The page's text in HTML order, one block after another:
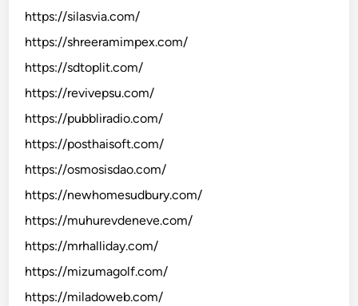
https://silasvia.com/
https://shreeramimpex.com/
https://sdtoplit.com/
https://revivepsu.com/
https://pubbliradio.com/
https://posthaisoft.com/
https://osmosisdao.com/
https://newhomesudbury.com/
https://muhurevdeneve.com/
https://mrhalliday.com/
https://mizumagolf.com/
https://miladoweb.com/